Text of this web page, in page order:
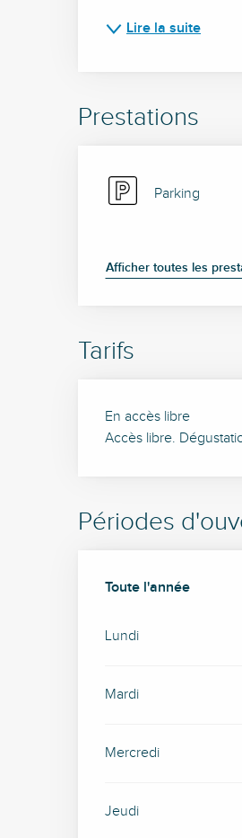
Lire la suite
Prestations
Parking
Afficher toutes les
Tarifs
En accès libre
Accès libre.
Périodes
Toute l'année
Toute l'année
Lundi
Mardi
Mercredi
Jeudi